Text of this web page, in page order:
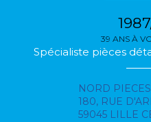
39 ANS À
Spécialiste pièces
NORD
180, RUE
59045 LILLE